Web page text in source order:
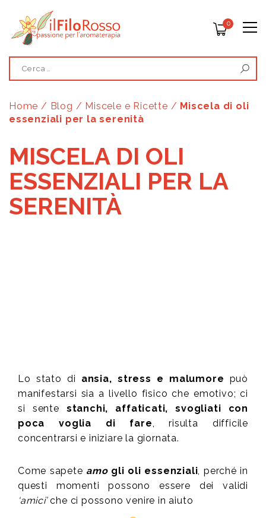
0
Home / Blog / Miscele e Ricette / Miscela di oli
essenziali per la serenità
MISCELA DI OLI
ESSENZIALI PER LA
SERENITÀ
Lo stato di ansia, stress e malumore può
manifestarsi sia a livello fisico che emotivo; ci
si sente stanchi, affaticati, svogliati con
poca voglia di fare, risulta difficile
concentrarsi e iniziare la giornata.
Come sapete amogli oli essenziali, perché in
questi momenti possono essere dei validi
‘amici’che ci possono venire in aiuto